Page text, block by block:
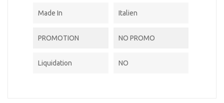
Made In Italien
PROMOTION NO PROMO
Liquidation NO